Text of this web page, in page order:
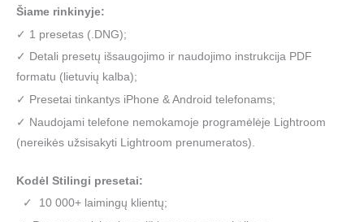
Šiame rinkinyje:
✓ 1 presetas (.DNG);
✓ Detali presetų išsaugojimo ir naudojimo instrukcija PDF
formatu (lietuvių kalba);
✓ Presetai tinkantys iPhone & Android telefonams;
✓ Naudojami telefone nemokamoje programėlėje Lightroom
(nereikės užsisakyti Lightroom prenumeratos).
Kodėl Stilingi presetai:
✓ 10 000+ laimingų klientų;